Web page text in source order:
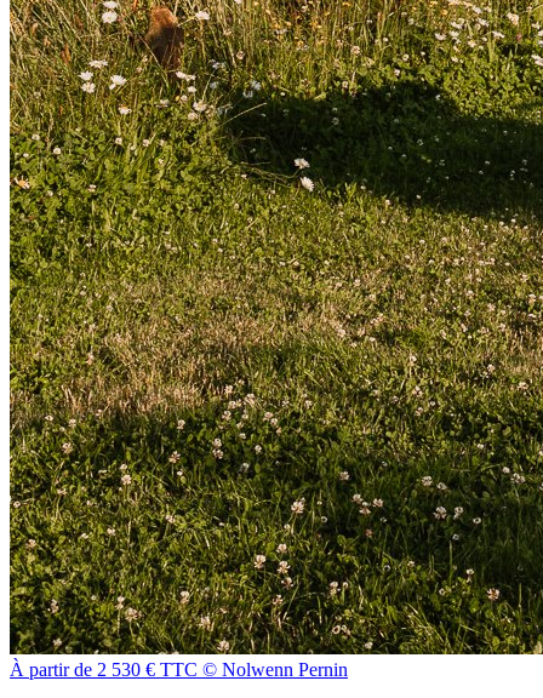
À partir de 2 530 € TTC © Nolwenn Pernin